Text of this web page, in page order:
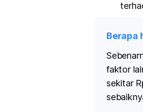
Berapa
faktor
sekitar